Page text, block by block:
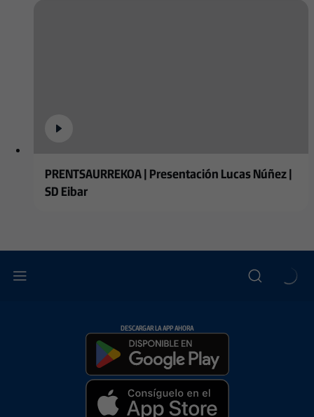
PRENTSAURREKOA | Presentación Lucas Núñez |
SD Eibar
DESCARGAR LA APP AHORA